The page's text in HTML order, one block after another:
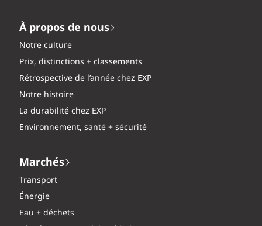
À propos de nous
Notre culture
Prix, distinctions + classements
Rétrospective de l’année chez EXP
Notre histoire
La durabilité chez EXP
Environnement, santé + sécurité
Marchés
Transport
Énergie
Eau + déchets